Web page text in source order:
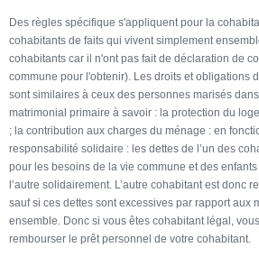
Des règles spécifique s'appliquent pour la
cohabitants de faits qui vivent simplement
cohabitants car il n'ont pas fait de déclaration de
commune pour l'obtenir). Les droits et obligations
sont similaires à ceux des personnes marisés
matrimonial primaire à savoir : la protection du
; la contribution aux charges du ménage : en
responsabilité solidaire : les dettes de l’un des
pour les besoins de la vie commune et des
l’autre solidairement. L’autre cohabitant est donc
sauf si ces dettes sont excessives par rapport aux
ensemble. Donc si vous êtes cohabitant légal,
rembourser le prêt personnel de votre cohabitant.